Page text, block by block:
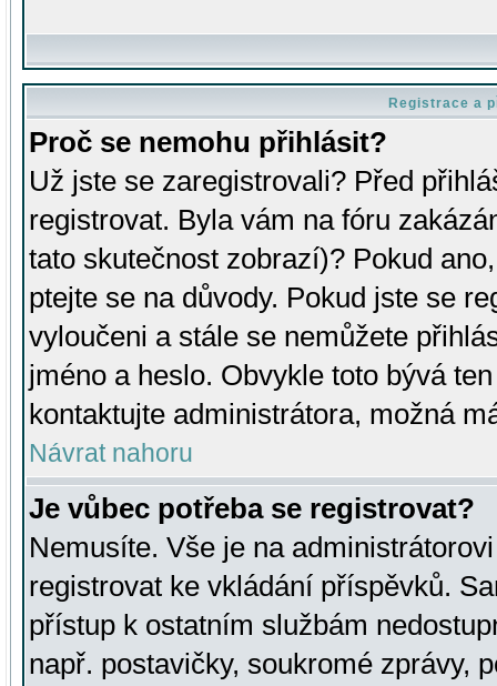
Registrace a
Proč se nemohu přihlásit?
Už jste se zaregistrovali? Před
registrovat. Byla vám na fóru
tato skutečnost zobrazí)? Pokud
ptejte se na důvody. Pokud jste se
vyloučeni a stále se nemůžete
jméno a heslo. Obvykle toto bývá
kontaktujte administrátora, možná
Návrat nahoru
Je vůbec potřeba se registrovat?
Nemusíte. Vše je na
registrovat ke vkládání příspěvků.
přístup k ostatním službám
např. postavičky, soukromé zprávy,